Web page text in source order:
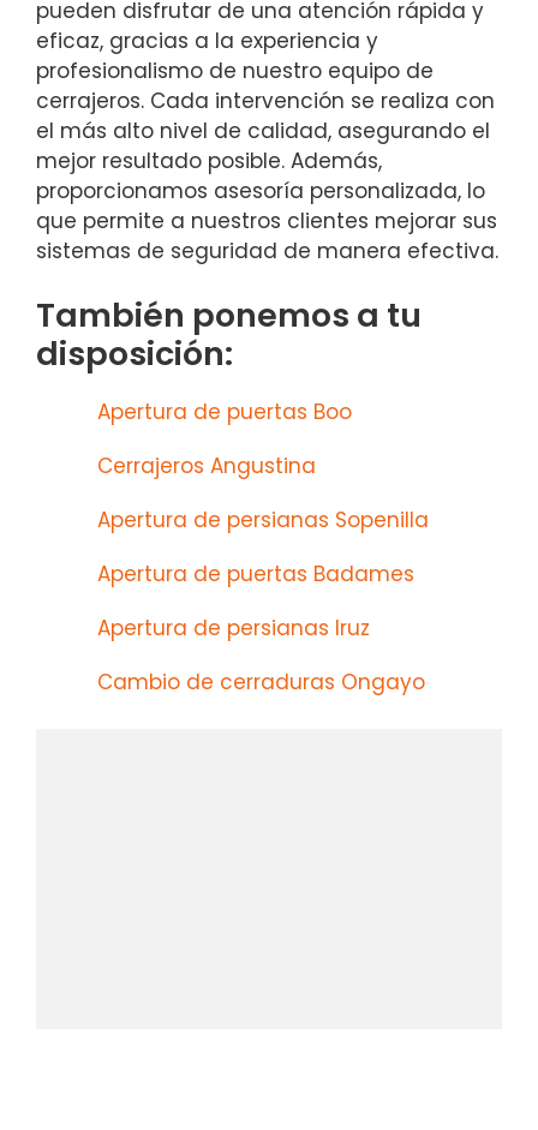
pueden disfrutar de una atención rápida y
eficaz, gracias a la experiencia y
profesionalismo de nuestro equipo de
cerrajeros. Cada intervención se realiza con
el más alto nivel de calidad, asegurando el
mejor resultado posible. Además,
proporcionamos asesoría personalizada, lo
que permite a nuestros clientes mejorar sus
sistemas de seguridad de manera efectiva.
También ponemos a tu
disposición:
Apertura de puertas Boo
Cerrajeros Angustina
Apertura de persianas Sopenilla
Apertura de puertas Badames
Apertura de persianas Iruz
Cambio de cerraduras Ongayo